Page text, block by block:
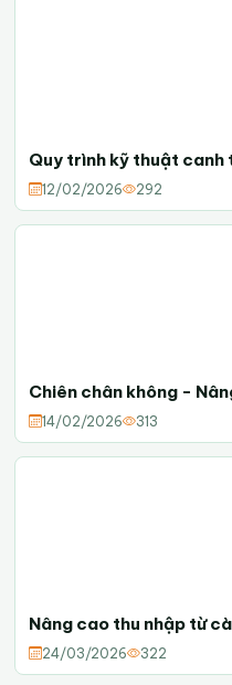
Quy trình kỹ thuật canh
12/02/2026 292
Chiên chân không -
14/02/2026 313
Nâng cao thu nhập từ
24/03/2026 322